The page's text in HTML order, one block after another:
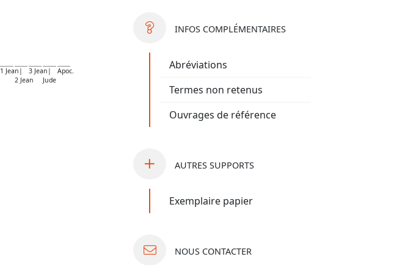
1 Jean |
2 Jean
3 Jean |
Jude
Apoc.
INFOS COMPLÉMENTAIRES
Abréviations
Termes non retenus
Ouvrages de référence
AUTRES SUPPORTS
Exemplaire papier
NOUS CONTACTER